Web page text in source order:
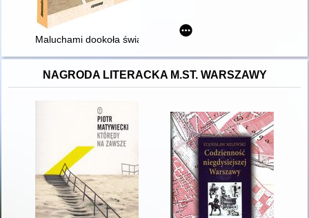
Maluchami dookoła świata : wspomnienia z retro podróży
NAGRODA LITERACKA M.ST. WARSZAWY